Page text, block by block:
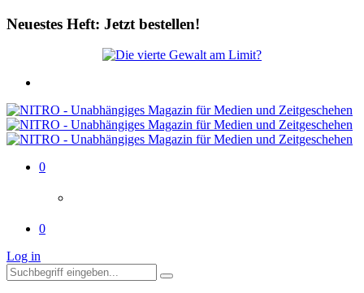
Neuestes Heft: Jetzt bestellen!
0
0
Log in